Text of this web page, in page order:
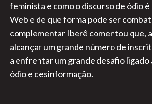
feminista e como o discurso de ódio
Web e de que forma pode ser
complementar Iberê comentou que,
alcançar um grande número de
a enfrentar um grande desafio ligado
ódio e desinformação.